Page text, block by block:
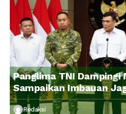
Panglima TNI Dampingi
Sampaikan Imbauan
Bangsa
Redaksi